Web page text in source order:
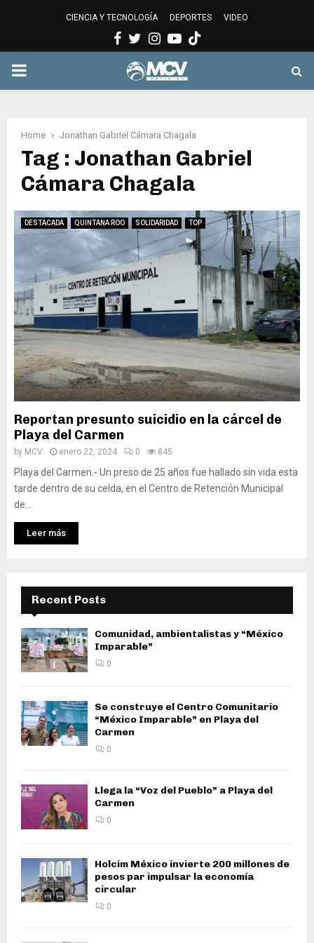
CIENCIA Y TECNOLOGÍA DEPORTES VIDEO
Facebook
Twitter
Instagram
Youtube
PRIMARY
Home Jonathan Gabriel Cámara Chagala
Tag : Jonathan Gabriel
Cámara Chagala
DESTACADA QUINTANA ROO SOLIDARIDAD TOP
Reportan presunto suicidio en la cárcel de
Playa del Carmen
by MCV enero 22, 2024 0 845
Playa del Carmen.- Un preso de 25 años fue hallado sin vida esta
tarde dentro de su celda, en el Centro de Retención Municipal
de...
Leer más
Recent Posts
Comunidad, ambientalistas y “México
Imparable”
0
Se construye el Centro Comunitario
“México Imparable” en Playa del
Carmen
0
Llega la “Voz del Pueblo” a Playa del
Carmen
0
Holcim México invierte 200 millones de
pesos par impulsar la economía
circular
0